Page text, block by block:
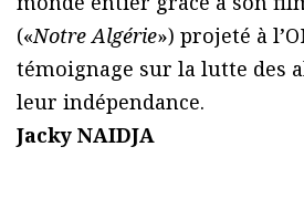
(«Notre Algérie») projeté à
témoignage sur la lutte des
leur indépendance.
Jacky NAIDJA